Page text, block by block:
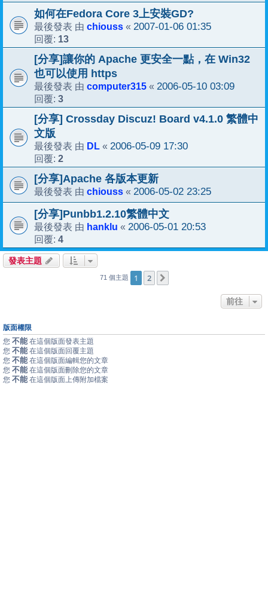
如何在Fedora Core 3上安裝GD?
最後發表 由 chiouss « 2007-01-06 01:35
回覆: 13
[分享]讓你的 Apache 更安全一點，在 Win32
也可以使用 https
最後發表 由 computer315 « 2006-05-10 03:09
回覆: 3
[分享] Crossday Discuz! Board v4.1.0 繁體中
文版
最後發表 由 DL « 2006-05-09 17:30
回覆: 2
[分享]Apache 各版本更新
最後發表 由 chiouss « 2006-05-02 23:25
[分享]Punbb1.2.10繁體中文
最後發表 由 hanklu « 2006-05-01 20:53
回覆: 4
發表主題
71 個主題 1 2
前往
版面權限
您 不能 在這個版面發表主題
您 不能 在這個版面回覆主題
您 不能 在這個版面編輯您的文章
您 不能 在這個版面刪除您的文章
您 不能 在這個版面上傳附加檔案